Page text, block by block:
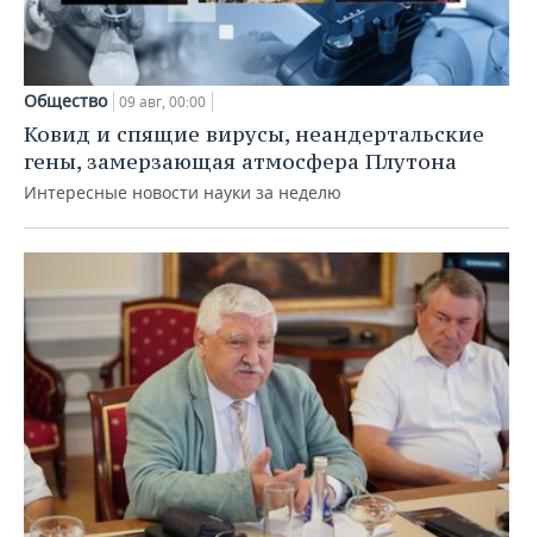
Общество 09 авг, 00:00
Ковид и спящие вирусы, неандертальские
гены, замерзающая атмосфера Плутона
Интересные новости науки за неделю